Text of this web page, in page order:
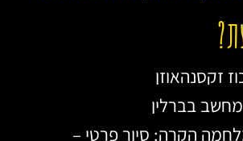
זקסנהאוזן
בברלין
הקרה: סיור פרטי –